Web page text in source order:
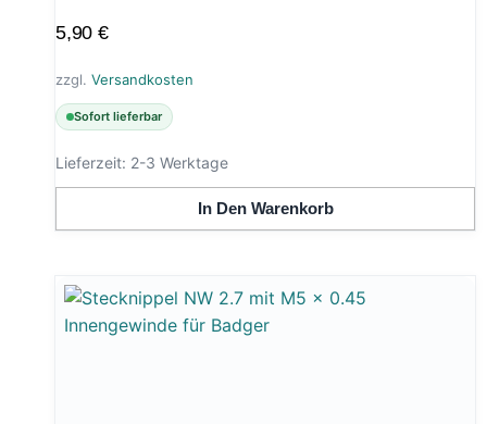
5,90€
zzgl. Versandkosten
Sofort lieferbar
Lieferzeit: 2-3 Werktage
In Den Warenkorb